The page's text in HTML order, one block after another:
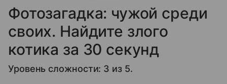
Фотозагадка: чужой среди
своих. Найдите злого
котика за 30 секунд
Уровень сложности: 3 из 5.